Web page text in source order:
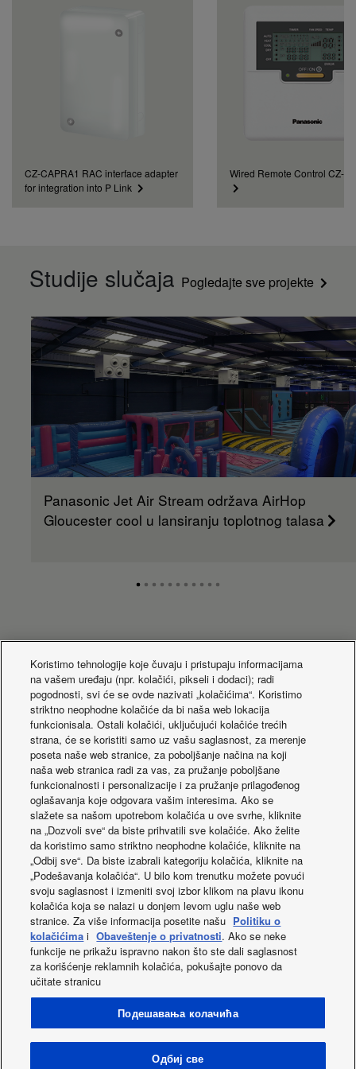
CZ-CAPRA1 RAC interface adapter
for integration into P Link
Wired Remote Control CZ-
Studije slučaja Pogledajte sve projekte
Panasonic Jet Air Stream održava AirHop
Gloucester cool u lansiranju toplotnog talasa
Novosti
Voice Control
New Residential
application
Facebook Instagram Youtube
LinkedIn
Kontakt
Politika privatnosti
Politika korišćenja kolačića
Data act
Novosti
Energy labels
Koristimo tehnologije koje čuvaju i pristupaju informacijama
na vašem uređaju (npr. kolačići, pikseli i dodaci); radi
pogodnosti, svi će se ovde nazivati „kolačićima“. Koristimo
striktno neophodne kolačiće da bi naša web lokacija
funkcionisala. Ostali kolačići, uključujući kolačiće trećih
strana, će se koristiti samo uz vašu saglasnost, za merenje
poseta naše web stranice, za poboljšanje načina na koji
naša web stranica radi za vas, za pružanje poboljšane
funkcionalnosti i personalizacije i za pružanje prilagođenog
oglašavanja koje odgovara vašim interesima. Ako se
slažete sa našom upotrebom kolačića u ove svrhe, kliknite
na „Dozvoli sve“ da biste prihvatili sve kolačiće. Ako želite
da koristimo samo striktno neophodne kolačiće, kliknite na
„Odbij sve“. Da biste izabrali kategoriju kolačića, kliknite na
„Podešavanja kolačića“. U bilo kom trenutku možete povući
svoju saglasnost i izmeniti svoj izbor klikom na plavu ikonu
kolačića koja se nalazi u donjem levom uglu naše web
stranice. Za više informacija posetite našu Politiku o
kolačićima i Obaveštenje o privatnosti. Ako se neke
funkcije ne prikažu ispravno nakon što ste dali saglasnost
za korišćenje reklamnih kolačića, pokušajte ponovo da
učitate stranicu
Подешавања колачића
Одбиј све